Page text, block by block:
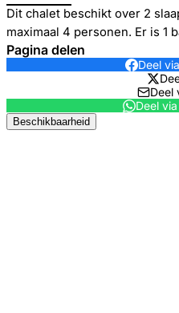
Dit chalet beschikt over 2
maximaal 4 personen. Er is 1
Pagina delen
Deel
Deel
Deel
Beschikbaarheid